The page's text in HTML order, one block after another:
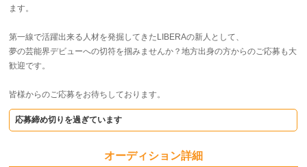
ます。
第一線で活躍出来る人材を発掘してきたLIBERAの新人として、
夢の芸能界デビューへの切符を掴みませんか？地方出身の方からのご応募も大
歓迎です。
皆様からのご応募をお待ちしております。
応募締め切りを過ぎています
オーディション詳細